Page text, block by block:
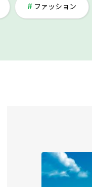
ファッション